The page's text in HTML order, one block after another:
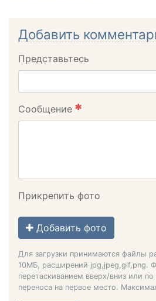
Добавить
Представьтесь
Сообщение
Прикрепить фото
Добавить фото
Для загрузки принимаются файлы
10МБ, расширений jpg,jpeg,gif,png.
перетаскиванием вверх/вниз или
переноса на первое место.